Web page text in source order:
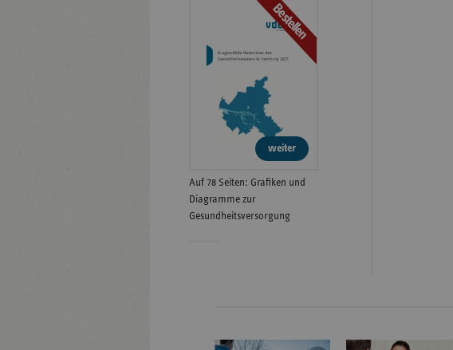
Bestellen
weiter
Auf 78 Seiten: Grafiken und
Diagramme zur
Gesundheitsversorgung